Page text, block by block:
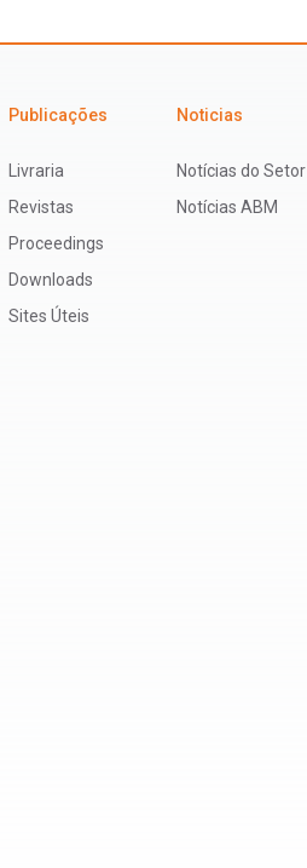
Publicações
Livraria
Revistas
Proceedings
Downloads
Sites Úteis
Noticias
Notícias do Setor
Notícias ABM